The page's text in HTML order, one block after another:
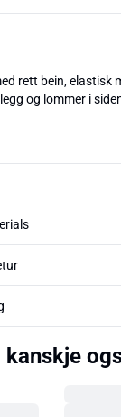
rett bein, elastisk
og lommer i
kanskje